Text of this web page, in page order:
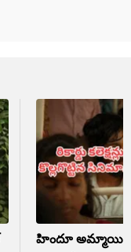
హిందూ అమ్మాయి,